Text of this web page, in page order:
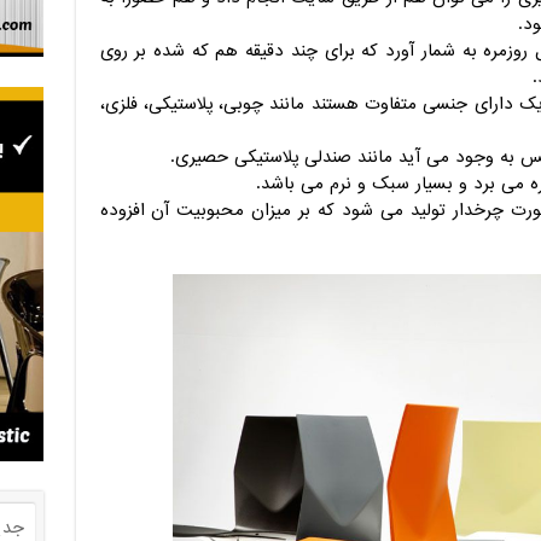
روزمره به شمار آورد که برای چند دقیقه هم که شده بر روی
دارای جنسی متفاوت هستند مانند چوبی، پلاستیکی، فلزی،
به وجود می آید مانند صندلی پلاستیکی حصیری.
می برد و بسیار سبک و نرم می باشد.
چرخدار تولید می شود که بر میزان محبوبیت آن افزوده